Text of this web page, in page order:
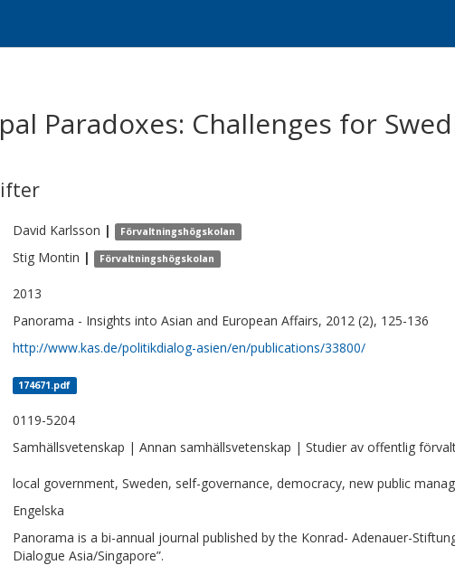
Paradoxes: Challenges for
David Karlsson | Förvaltningshögskolan
Stig Montin | Förvaltningshögskolan
2013
Panorama - Insights into Asian and European Affairs, 2012 (2), 125-136
http://www.kas.de/politikdialog-asien/en/publications/33800/
174671.pdf
0119-5204
Samhällsvetenskap | Annan samhällsvetenskap | Studier av offentlig
local government, Sweden, self-governance, democracy, new public
Engelska
Panorama is a bi-annual journal published by the Konrad- Adenauer-
Dialogue Asia/Singapore”.